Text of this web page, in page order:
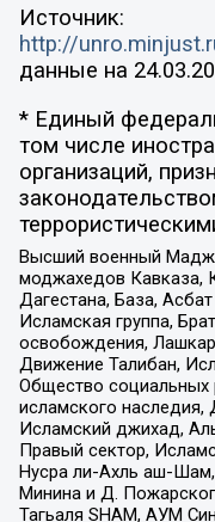
Источник:
http://
данные на
* Единый
том числе
организаций,
Высший военный
моджахедов Кавказа,
Дагестана, База,
Исламская группа,
освобождения,
Движение Талибан,
Общество
исламского
Исламский джихад,
Правый сектор,
Нусра ли-Ахль аш-
Минина и Д.
Тагьаля SHAM, АУМ